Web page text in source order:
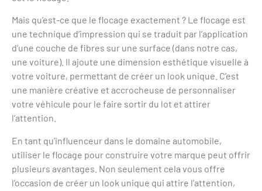
Mais qu’est-ce que le flocage exactement ? Le flocage est
une technique d’impression qui se traduit par l’application
d’une couche de fibres sur une surface (dans notre cas,
une voiture). Il ajoute une dimension esthétique visuelle à
votre voiture, permettant de créer un look unique. C’est
une manière créative et accrocheuse de personnaliser
votre véhicule pour le faire sortir du lot et attirer
l’attention.
En tant qu’influenceur dans le domaine automobile,
utiliser le flocage pour construire votre marque peut offrir
plusieurs avantages. Non seulement cela vous offre
l’occasion de créer un look unique qui attire l’attention,